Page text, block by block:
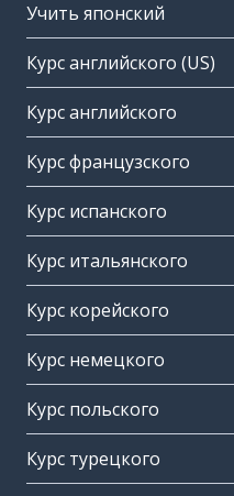
Учить японский
Курс английского (US)
Курс английского
Курс французского
Курс испанского
Курс итальянского
Курс корейского
Курс немецкого
Курс польского
Курс турецкого